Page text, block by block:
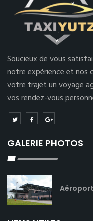
Soucieux de vous
notre expérience et nos
votre trajet un voyage
vos rendez-vous
GALERIE PHOTOS